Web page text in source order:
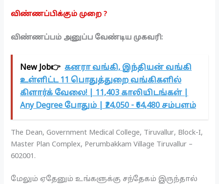
விண்ணப்பிக்கும் முறை ?
விண்ணப்பம் அனுப்ப வேண்டிய முகவரி:
New Job👉 கனரா வங்கி, இந்தியன் வங்கி
உள்ளிட்ட 11 பொதுத்துறை வங்கிகளில்
கிளார்க் வேலை! | 11,403 காலியிடங்கள் |
Any Degree போதும் | ₹24,050 - ₹64,480 சம்பளம்
The Dean, Government Medical College, Tiruvallur, Block-I,
Master Plan Complex, Perumbakkam Village Tiruvallur –
602001.
மேலும் ஏதேனும் உங்களுக்கு சந்தேகம் இருந்தால்